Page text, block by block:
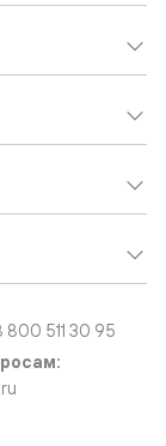
800 511 30 95